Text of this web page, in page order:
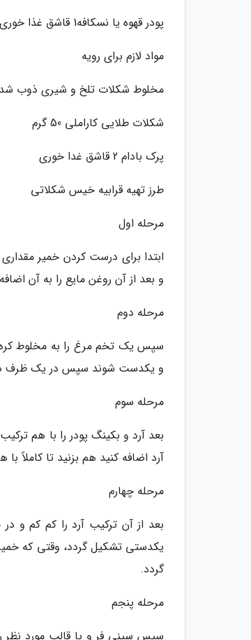
پودر قهوه یا نسکافه1 قاشق غذا خوری پر
مواد لازم برای رویه
مخلوط شکلات تلخ و شیری ذوب شده به روش
شکلات طلایی کاراملی 50 گرم
پرک بادام 2 قاشق غدا خوری
طرز تهیه قرابیه خیس شکلاتی
مرحله اول
ابتدا برای درست کردن خمیر
و بعد از آن روغن مایع را به آن
مرحله دوم
سپس یک تخم مرغ را به مخلوط
و یکدست شوند سپس در یک ظرف
مرحله سوم
بعد آرد و بکینگ پودر را با هم
آرد اضافه کنید هم بزنید تا
مرحله چهارم
بعد از آن ترکیب آرد را کم کم و
یکدستی تشکیل گردد، وقتی که
گردد.
مرحله پنجم
سپس سینی فر و یا قالب مورد نظر